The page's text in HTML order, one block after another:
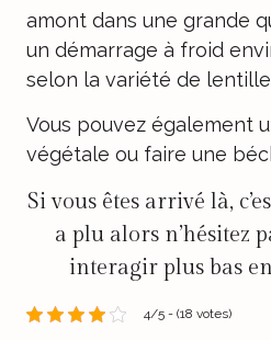
amont dans une grande
un démarrage à froid
selon la variété de
Vous pouvez également
végétale ou faire une
Si vous êtes arrivé là,
a plu alors n’hésitez
interagir plus bas
4/5 - (18 votes)